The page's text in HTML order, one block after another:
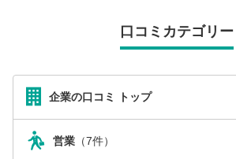
口コミカテゴリー
企業の口コミ トップ
営業 （7件）